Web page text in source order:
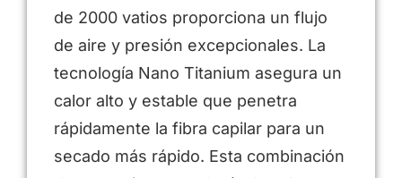
de 2000 vatios proporciona un flujo
de aire y presión excepcionales. La
tecnología Nano Titanium asegura un
calor alto y estable que penetra
rápidamente la fibra capilar para un
secado más rápido. Esta combinación